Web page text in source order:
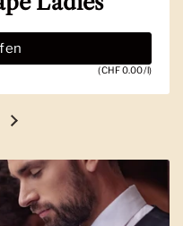
(CHF 0.00/l)
Folie
Nächste Folie